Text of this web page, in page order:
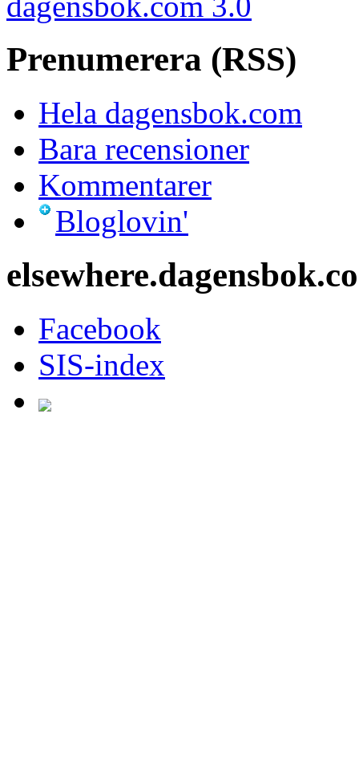
Prenumerera (RSS)
Hela dagensbok.com
Bara recensioner
Kommentarer
Bloglovin'
Facebook
SIS-index